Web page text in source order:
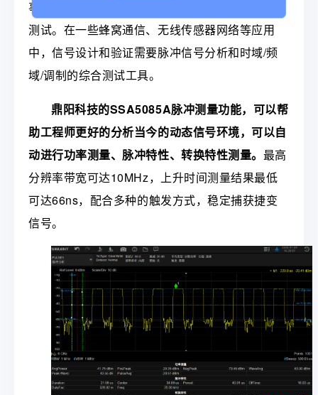
事相关领域的工程师而言，总是绕不开脉冲信号的
测试。在一些蜂窝通信、无线传感器网络等应用
中，信号设计和验证需要脉冲信号分析和时域/频
域/调制的综合测试工具。
鼎阳科技的SSA5085A脉冲测量功能，可以帮
助工程师更好的分析当今的动态信号环境，可以自
动进行功率测量、脉冲特性、转换特性测量。 最高
分辨率带宽可达10MHz，上升时间测量结果最低
可达66ns，配合多种的触发方式，稳定捕获捷变
信号。